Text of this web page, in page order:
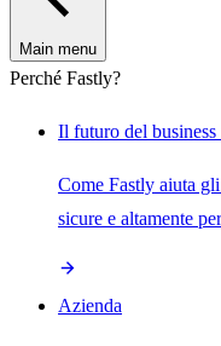
Main menu
Perché Fastly?
Il futuro del
Come Fastly aiuta
sicure e altamente
Azienda